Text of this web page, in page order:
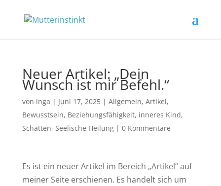
Neuer Artikel: „Dein
Wunsch ist mir Befehl.“
von inga | Juni 17, 2025| Allgemein, Artikel,
Bewusstsein, Beziehungsfähigkeit, inneres Kind,
Schatten, Seelische Heilung| 0 Kommentare
Es ist ein neuer Artikel im Bereich „Artikel“ auf
meiner Seite erschienen. Es handelt sich um